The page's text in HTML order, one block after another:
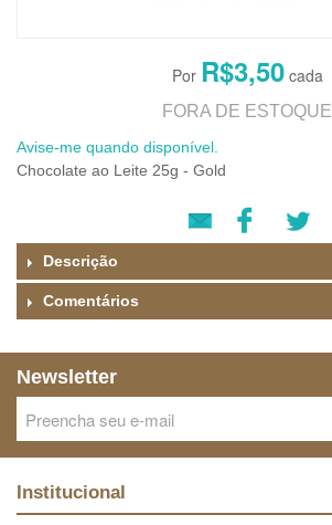
R$3,50
FORA DE ESTOQUE
Avise-me quando disponível.
Chocolate ao Leite 25g - Gold
Descrição
Comentários
Newsletter
Institucional